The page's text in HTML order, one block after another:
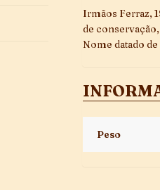
Irmãos Ferraz,
de
Nome datado
Peso